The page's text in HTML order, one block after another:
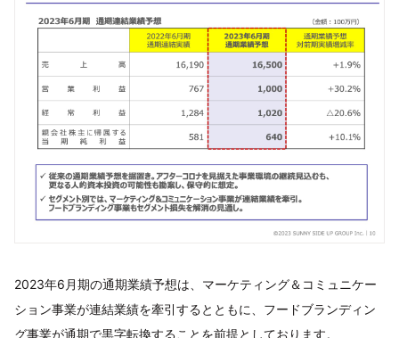
2023年6月期の通期業績予想は、マーケティング＆コミュニケー
ション事業が連結業績を牽引するとともに、フードブランディン
グ事業が通期で黒字転換することを前提としております。